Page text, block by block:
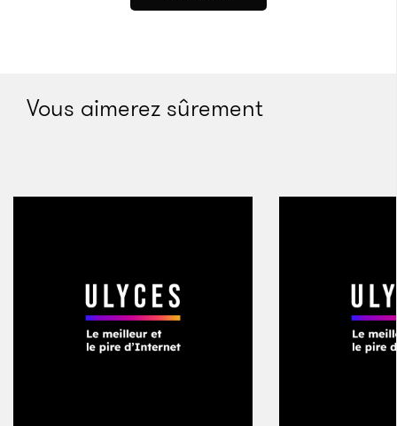
Vous aimerez sûrement